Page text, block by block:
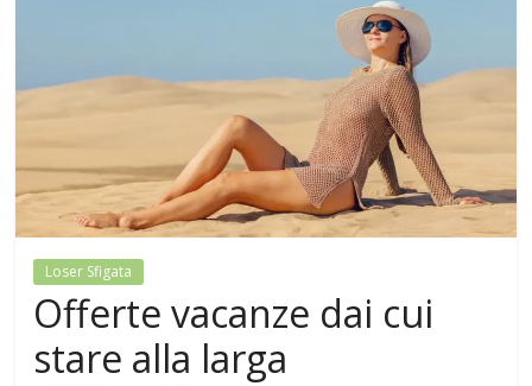
Loser Sfigata
Offerte vacanze dai cui
stare alla larga